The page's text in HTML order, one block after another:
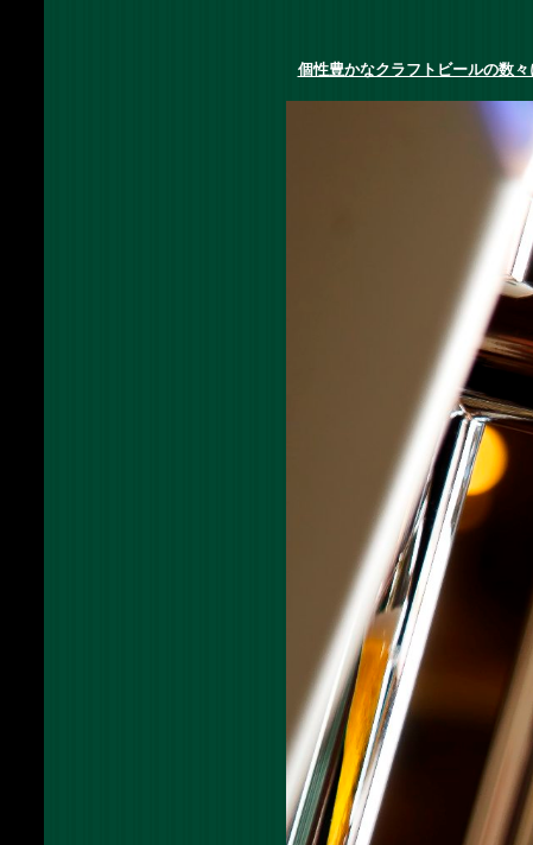
個性豊かなクラフトビールの数々